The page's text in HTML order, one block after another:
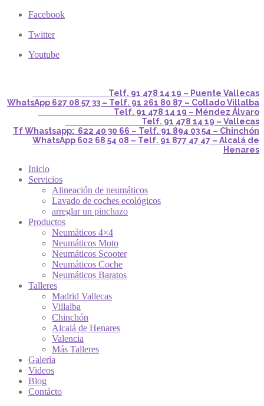
Facebook
Twitter
Youtube
Telf. 91 478 14 19 – Puente Vallecas
WhatsApp 627 08 57 33 – Telf. 91 261 80 87 – Collado Villalba
Telf. 91 478 14 19 – Méndez Álvaro
Telf. 91 478 14 19 – Vallecas
Tf Whastsapp: 622 40 30 66 – Telf. 91 894 03 54 – Chinchón
WhatsApp 602 68 54 08 – Telf. 91 877 47 47 – Alcalá de
Henares
Inicio
Servicios
Alineación de neumáticos
Lavado de coches ecológicos
arreglar un pinchazo
Productos
Neumáticos 4×4
Neumáticos Moto
Neumáticos Scooter
Neumáticos Coche
Neumáticos Baratos
Talleres
Madrid Vallecas
Villalba
Chinchón
Alcalá de Henares
Valencia
Más Talleres
Galería
Videos
Blog
Contácto